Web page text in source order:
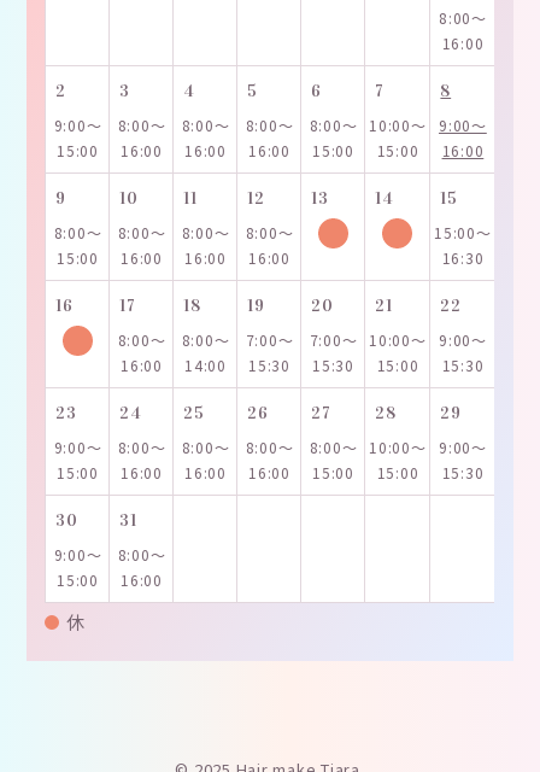
8:00～
16:00
2
9:00～
15:00
3
8:00～
16:00
4
8:00～
16:00
5
8:00～
16:00
6
8:00～
15:00
7
10:00～
15:00
8
9:00～
16:00
9
8:00～
15:00
10
8:00～
16:00
11
8:00～
16:00
12
8:00～
16:00
13 14
15
15:00～
16:30
16
17
8:00～
16:00
18
8:00～
14:00
19
7:00～
15:30
20
7:00～
15:30
21
10:00～
15:00
22
9:00～
15:30
23
9:00～
15:00
24
8:00～
16:00
25
8:00～
16:00
26
8:00～
16:00
27
8:00～
15:00
28
10:00～
15:00
29
9:00～
15:30
30
9:00～
15:00
31
8:00～
16:00
休